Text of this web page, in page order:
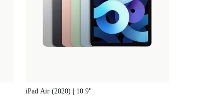
iPad Air (2020) | 10.9"